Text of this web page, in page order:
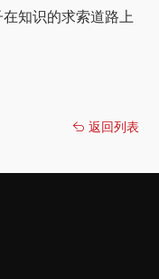
知识的求索道路上
返回列表